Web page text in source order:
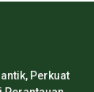
Perkuat